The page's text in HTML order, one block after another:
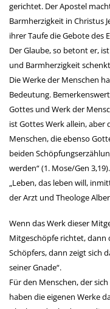
gerichtet. Der Apostel
Barmherzigkeit in Christus
ihrer Taufe die Gebote des
Der Glaube, so betont er,
und Barmherzigkeit
Die Werke der Menschen
Bedeutung.
Gottes und Werk der
ist Gottes Werk allein, aber
Menschen, die ebenso
beiden
werden“ (1. Mose/Gen
„Leben, das leben will,
der Arzt und Theologe
Wenn das Werk dieser
Mitgeschöpfe richtet, dann
Schöpfers, dann zeigt sich
seiner Gnade“.
Für den Menschen, der
haben die eigenen Werke